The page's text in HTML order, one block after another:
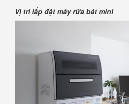
Vị trí lắp đặt máy rửa bát mini